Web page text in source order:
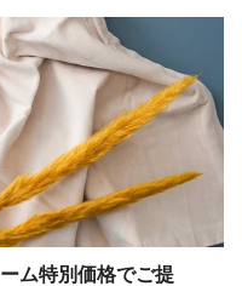
ム特別価格でご提